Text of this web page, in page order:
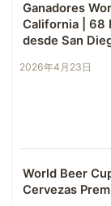
Ganadores
California | 68
desde San
2026年4月23日
World Beer
Cervezas